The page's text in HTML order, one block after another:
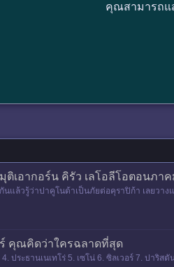
คุณสามารถแ
มุติเอากอร์น คิรัว เลโอลีโอตอนภ
แล้วรู้ว่าปาคูโนด้าเป็นภัยต่อคุราปิก้า เลยวาง
ร์ คุณคิดว่าใครฉลาดที่สุด
4. ประธานเนเทโร่ 5. เซโน่ 6. ซิลเวอร์ 7. ปาริ